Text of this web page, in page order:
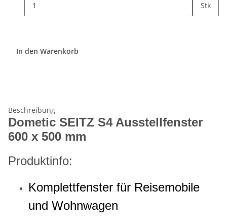
Stk
In den Warenkorb
Beschreibung
Dometic SEITZ S4 Ausstellfenster
600 x 500 mm
Produktinfo:
Komplettfenster für Reisemobile
und Wohnwagen